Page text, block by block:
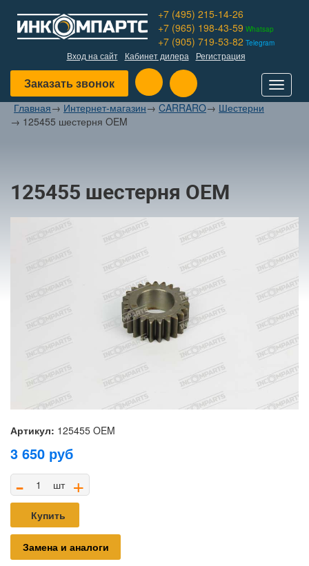
+7 (495) 215-14-26
+7 (965) 198-43-59 Whatsap
+7 (905) 719-53-82 Telegram
Вход на сайт Кабинет дилера Регистрация
Заказать звонок
Toggle
Главная→ Интернет-магазин→ CARRARO→ Шестерни
→ 125455 шестерня OEM
125455 шестерня OEM
Артикул: 125455 OEM
3 650 руб
- шт +
Купить
Замена и аналоги